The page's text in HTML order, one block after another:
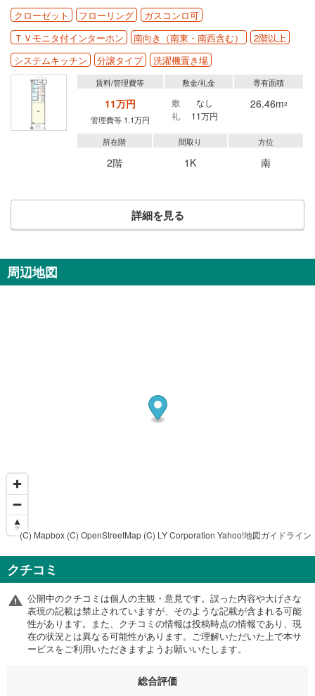
クローゼット
フローリング
ガスコンロ可
ＴＶモニタ付インターホン
南向き（南東・南西含む）
2階以上
システムキッチン
分譲タイプ 洗濯機置き場
賃料/管理費等
11万円
管理費等 1.1万円
敷金/礼金
敷
なし
礼
11万円
専有面積
26.46m2
所在階
2階
間取り
1K
方位
南
詳細を見る
周辺地図
(C) Mapbox (C) OpenStreetMap (C) LY Corporation Yahoo!地図ガイドライン
クチコミ
公開中のクチコミは個人の主観・意見です。誤った内容や大げさな
表現の記載は禁止されていますが、そのような記載が含まれる可能
性があります。また、クチコミの情報は投稿時点の情報であり、現
在の状況とは異なる可能性があります。ご理解いただいた上で本サ
ービスをご利用いただきますようお願いいたします。
総合評価